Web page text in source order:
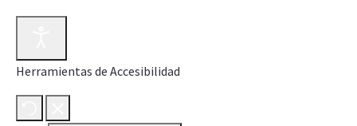
Herramientas de Accesibilidad